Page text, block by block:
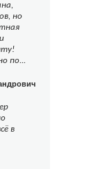
но
по...
в